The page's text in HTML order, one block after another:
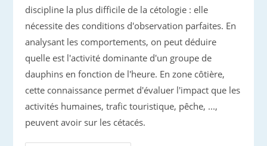
discipline la plus difficile de la cétologie : elle
nécessite des conditions d'observation parfaites. En
analysant les comportements, on peut déduire
quelle est l'activité dominante d'un groupe de
dauphins en fonction de l'heure. En zone côtière,
cette connaissance permet d'évaluer l'impact que les
activités humaines, trafic touristique, pêche, ...,
peuvent avoir sur les cétacés.